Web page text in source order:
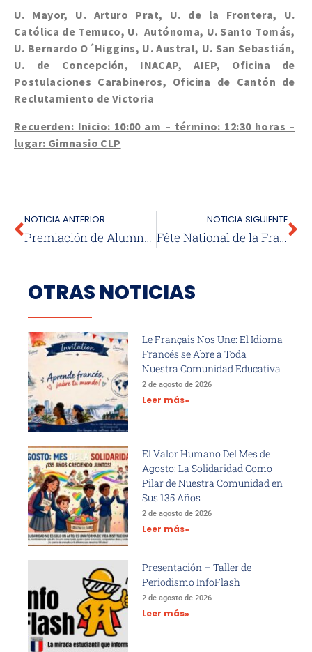
U. Mayor, U. Arturo Prat, U. de la Frontera, U.
Católica de Temuco, U. Autónoma, U. Santo Tomás,
U. Bernardo O´Higgins, U. Austral, U. San Sebastián,
U. de Concepción, INACAP, AIEP, Oficina de
Postulaciones Carabineros, Oficina de Cantón de
Reclutamiento de Victoria
Recuerden: Inicio: 10:00 am – término: 12:30 horas –
lugar: Gimnasio CLP
NOTICIA ANTERIOR
Premiación de Alumnos Destacados del Primer Semestre 2025
NOTICIA SIGUIENTE
Fête National de la France au Collège Bicentenaire Louis Pasteur
OTRAS NOTICIAS
Le Français Nos Une: El Idioma
Francés se Abre a Toda
Nuestra Comunidad Educativa
2 de agosto de 2026
Leer más»
El Valor Humano Del Mes de
Agosto: La Solidaridad Como
Pilar de Nuestra Comunidad en
Sus 135 Años
2 de agosto de 2026
Leer más»
Presentación – Taller de
Periodismo InfoFlash
2 de agosto de 2026
Leer más»